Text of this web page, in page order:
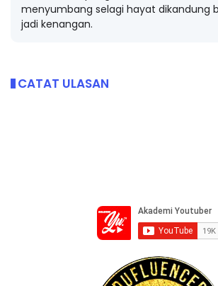
menyumbang selagi hayat dikandung
jadi kenangan.
CATAT ULASAN